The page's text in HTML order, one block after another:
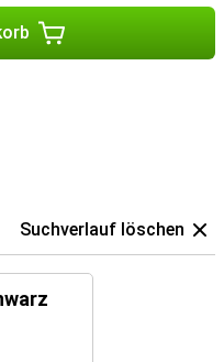
Suchverlauf löschen